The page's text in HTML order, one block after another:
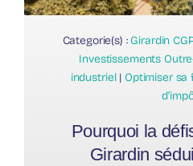
Categorie(s) : Girardin
Investissements
industriel| Optimiser sa
Pourquoi la
Girardin